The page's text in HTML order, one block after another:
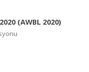
(AWBL 2020)